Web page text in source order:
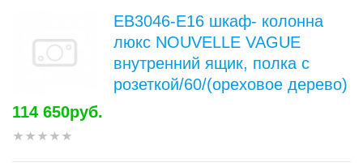
EB3046-E16 шкаф- колонна
люкс NOUVELLE VAGUE
внутренний ящик, полка с
розеткой/60/(ореховое дерево)
114 650руб.